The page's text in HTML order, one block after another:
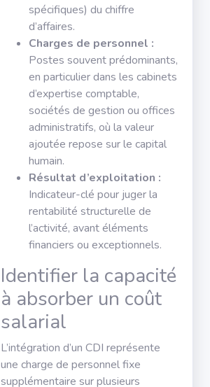
spécifiques) du chiffre
d’affaires.
Charges de personnel :
Postes souvent prédominants,
en particulier dans les cabinets
d’expertise comptable,
sociétés de gestion ou offices
administratifs, où la valeur
ajoutée repose sur le capital
humain.
Résultat d’exploitation :
Indicateur-clé pour juger la
rentabilité structurelle de
l’activité, avant éléments
financiers ou exceptionnels.
Identifier la capacité
à absorber un coût
salarial
L’intégration d’un CDI représente
une charge de personnel fixe
supplémentaire sur plusieurs